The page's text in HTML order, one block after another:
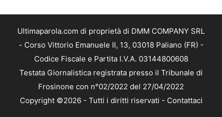
Ultimaparola.com di proprietà di DMM COMPANY SRL
- Corso Vittorio Emanuele II, 13, 03018 Paliano (FR) -
Codice Fiscale e Partita I.V.A. 03144800608
Testata Giornalistica registrata presso il Tribunale di
Frosinone con n°02/2022 del 27/04/2022
Copyright ©2026 - Tutti i diritti riservati - Contattaci